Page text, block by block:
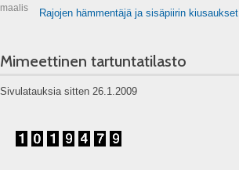
maalis
Rajojen hämmentäjä ja sisäpiirin kiusaukset.
Mimeettinen tartuntatilasto
Sivulatauksia sitten 26.1.2009